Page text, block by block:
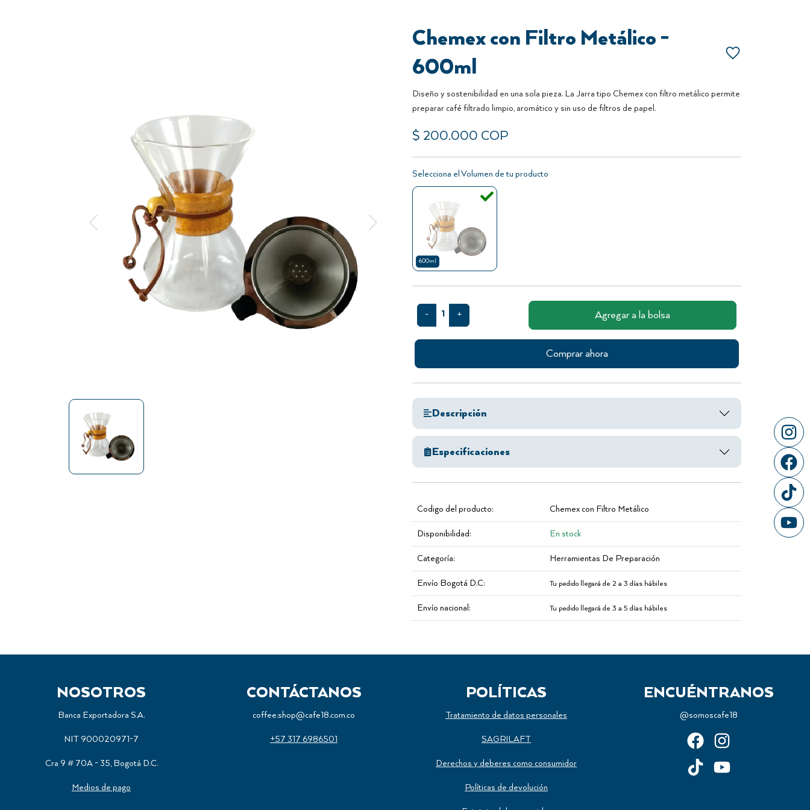
Anterior Siguiente
Chemex con Filtro Metálico -
600ml
Diseño y sostenibilidad en una sola pieza. La Jarra tipo Chemex con filtro metálico permite
preparar café filtrado limpio, aromático y sin uso de filtros de papel.
$ 200.000 COP
Selecciona el Volumen de tu producto
600ml
- 1 + Agregar a la bolsa
Comprar ahora
Descripción
Especificaciones
Codigo del producto: Chemex con Filtro Metálico
Disponibilidad: En stock
Categoría: Herramientas De Preparación
Envío Bogotá D.C: Tu pedido llegará de 2 a 3 días hábiles
Envío nacional: Tu pedido llegará de 3 a 5 días hábiles
NOSOTROS
Banca Exportadora S.A.
NIT 900020971-7
Cra 9 # 70A - 35, Bogotá D.C.
Medios de pago
CONTÁCTANOS
coffee.shop@cafe18.com.co
+57 317 6986501
POLÍTICAS
Tratamiento de datos personales
SAGRILAFT
Derechos y deberes como consumidor
Políticas de devolución
ENCUÉNTRANOS
@somoscafe18